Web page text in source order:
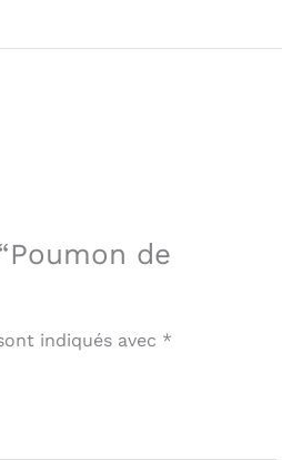
de
indiqués avec *